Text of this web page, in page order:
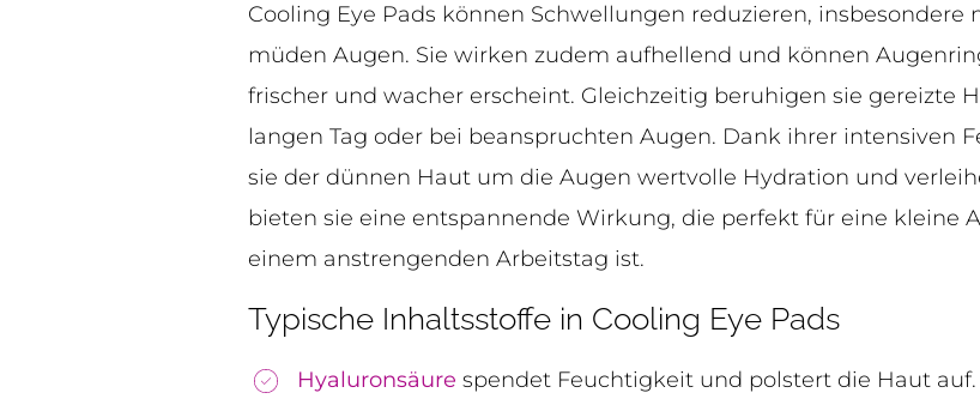
Cooling Eye Pads können Schwellungen reduzieren, insbesondere
müden Augen. Sie wirken zudem aufhellend und können
frischer und wacher erscheint. Gleichzeitig beruhigen sie gereizte
langen Tag oder bei beanspruchten Augen. Dank ihrer intensiven
sie der dünnen Haut um die Augen wertvolle Hydration und
bieten sie eine entspannende Wirkung, die perfekt für eine kleine
einem anstrengenden Arbeitstag ist.
Typische Inhaltsstoffe in Cooling Eye Pads
Hyaluronsäure spendet Feuchtigkeit und polstert die Haut auf.